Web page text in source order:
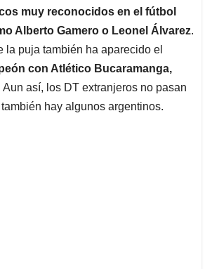
muy reconocidos en el fútbol
Alberto Gamero o Leonel Álvarez.
la puja también ha aparecido el
con Atlético Bucaramanga,
Aun así, los DT extranjeros no pasan
hay algunos argentinos.